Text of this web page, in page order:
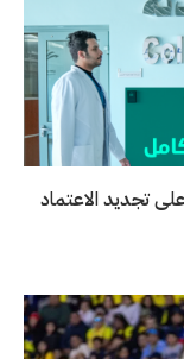
تجديد الاعتماد